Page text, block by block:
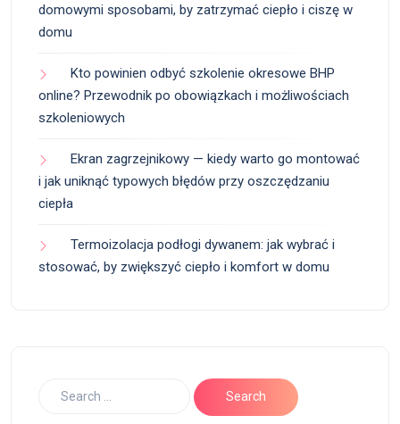
domowymi sposobami, by zatrzymać ciepło i ciszę w
domu
Kto powinien odbyć szkolenie okresowe BHP
online? Przewodnik po obowiązkach i możliwościach
szkoleniowych
Ekran zagrzejnikowy — kiedy warto go montować
i jak uniknąć typowych błędów przy oszczędzaniu
ciepła
Termoizolacja podłogi dywanem: jak wybrać i
stosować, by zwiększyć ciepło i komfort w domu